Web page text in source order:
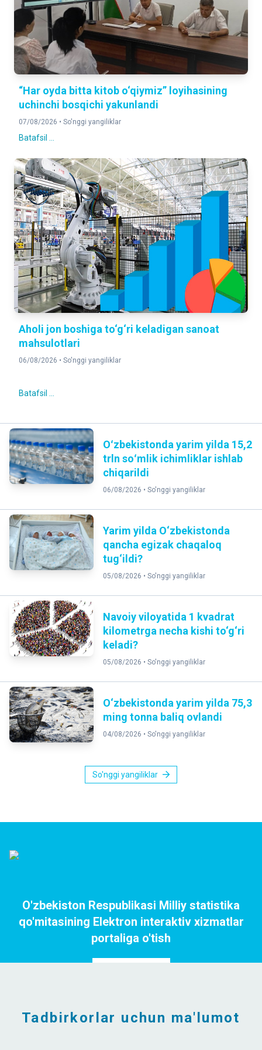
1, 118, 497
2026- yil 1- iyul holatiga
“Har oyda bitta kitob o‘qiymiz” loyihasining
uchinchi bosqichi yakunlandi
07/08/2026 • So'nggi yangiliklar
Batafsil ...
Aholi jon boshiga to‘g‘ri keladigan sanoat
mahsulotlari
06/08/2026 • So'nggi yangiliklar
Batafsil ...
Oʻzbekistonda yarim yilda 15,2
trln soʻmlik ichimliklar ishlab
chiqarildi
06/08/2026 • So'nggi yangiliklar
Yarim yilda O‘zbekistonda
qancha egizak chaqaloq
tug‘ildi?
05/08/2026 • So'nggi yangiliklar
Navoiy viloyatida 1 kvadrat
kilometrga necha kishi to‘g‘ri
keladi?
05/08/2026 • So'nggi yangiliklar
O‘zbekistonda yarim yilda 75,3
ming tonna baliq ovlandi
04/08/2026 • So'nggi yangiliklar
So'nggi yangiliklar
O'zbekiston Respublikasi Milliy statistika
qo'mitasining Elektron interaktiv xizmatlar
portaliga o'tish
Tadbirkorlar uchun ma'lumot